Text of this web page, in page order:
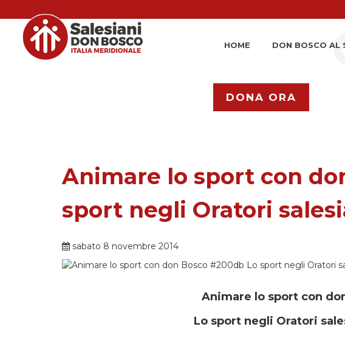
HOME DON BOSCO AL
DONA ORA
Animare lo sport con
sport negli Oratori
sabato 8 novembre 2014
Animare lo sport con
Lo sport negli Oratori